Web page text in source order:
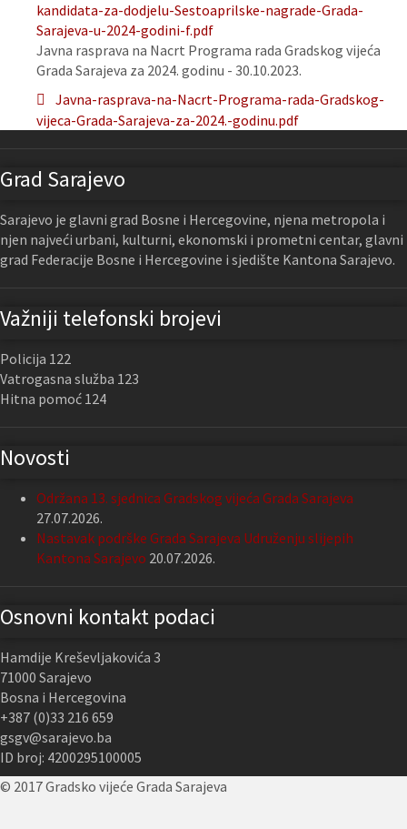
kandidata-za-dodjelu-Sestoaprilske-nagrade-Grada-
Sarajeva-u-2024-godini-f.pdf
Javna rasprava na Nacrt Programa rada Gradskog vijeća
Grada Sarajeva za 2024. godinu - 30.10.2023.
Javna-rasprava-na-Nacrt-Programa-rada-Gradskog-
vijeca-Grada-Sarajeva-za-2024.-godinu.pdf
Grad Sarajevo
Sarajevo je glavni grad Bosne i Hercegovine, njena metropola i
njen najveći urbani, kulturni, ekonomski i prometni centar, glavni
grad Federacije Bosne i Hercegovine i sjedište Kantona Sarajevo.
Važniji telefonski brojevi
Policija 122
Vatrogasna služba 123
Hitna pomoć 124
Novosti
Održana 13. sjednica Gradskog vijeća Grada Sarajeva
27.07.2026.
Nastavak podrške Grada Sarajeva Udruženju slijepih
Kantona Sarajevo 20.07.2026.
Osnovni kontakt podaci
Hamdije Kreševljakovića 3
71000 Sarajevo
Bosna i Hercegovina
+387 (0)33 216 659
gsgv@sarajevo.ba
ID broj: 4200295100005
© 2017 Gradsko vijeće Grada Sarajeva